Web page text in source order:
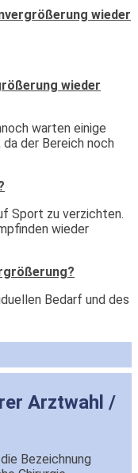
wieder
wieder
warten einige
der Bereich noch
Sport zu verzichten.
wieder
Bedarf und des
Arztwahl /
Bezeichnung